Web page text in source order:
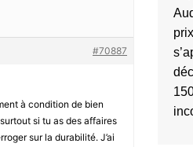
#70887
à condition de bien
si tu as des affaires
sur la durabilité. J’ai